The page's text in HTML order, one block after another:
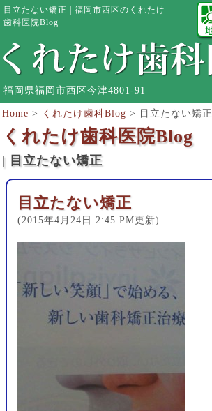
目立たない矯正 | 福岡市西区のくれたけ
歯科医院Blog
福岡県福岡市西区今津4801-91
Home > くれたけ歯科Blog > 目立たない矯正
くれたけ歯科医院Blog
| 目立たない矯正
目立たない矯正
(2015年4月24日 2:45 PM更新)